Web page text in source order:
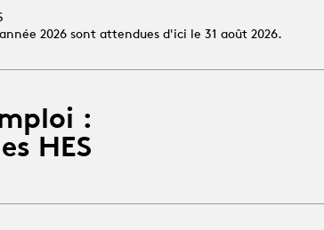
2026 sont attendues d'ici le 31 août 2026.
:
HES